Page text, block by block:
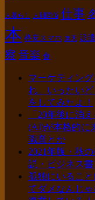
人暮らし 人間関係 仕事
本 格安スマホ 楽天 派遣
察 音楽 食
マーケティン
れ、いったい
をしてみたよ！
「20年後に消
(AI)が本格的に
職業とか
2021年版・秋
説・ビジネス書
孤独にいるこ
てダメなんじゃ